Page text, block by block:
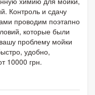
Контроль и сдачу
проводим поэтапно
которые были
проблему мойки
удобно,
10000 грн.